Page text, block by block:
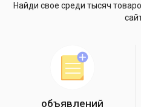
Найди свое среди тысяч
объявлений